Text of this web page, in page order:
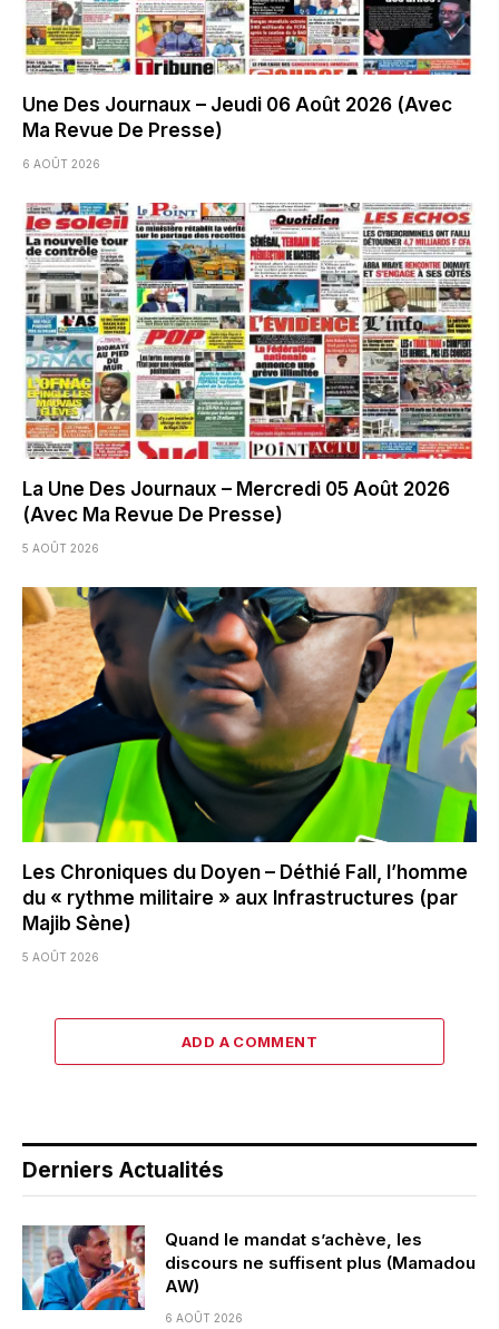
Une Des Journaux – Jeudi 06 Août 2026 (Avec
Ma Revue De Presse)
6 AOÛT 2026
La Une Des Journaux – Mercredi 05 Août 2026
(Avec Ma Revue De Presse)
5 AOÛT 2026
Les Chroniques du Doyen – Déthié Fall, l’homme
du « rythme militaire » aux Infrastructures (par
Majib Sène)
5 AOÛT 2026
ADD A COMMENT
Derniers Actualités
Quand le mandat s’achève, les
discours ne suffisent plus (Mamadou
AW)
6 AOÛT 2026